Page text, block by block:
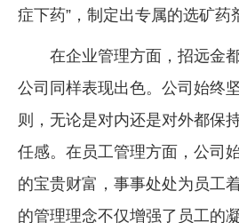
症下药”，制定出专属的选矿药
在企业管理方面，招远金
公司同样表现出色。公司始终
则，无论是对内还是对外都保
任感。在员工管理方面，公司
的宝贵财富，事事处处为员工
的管理理念不仅增强了员工的